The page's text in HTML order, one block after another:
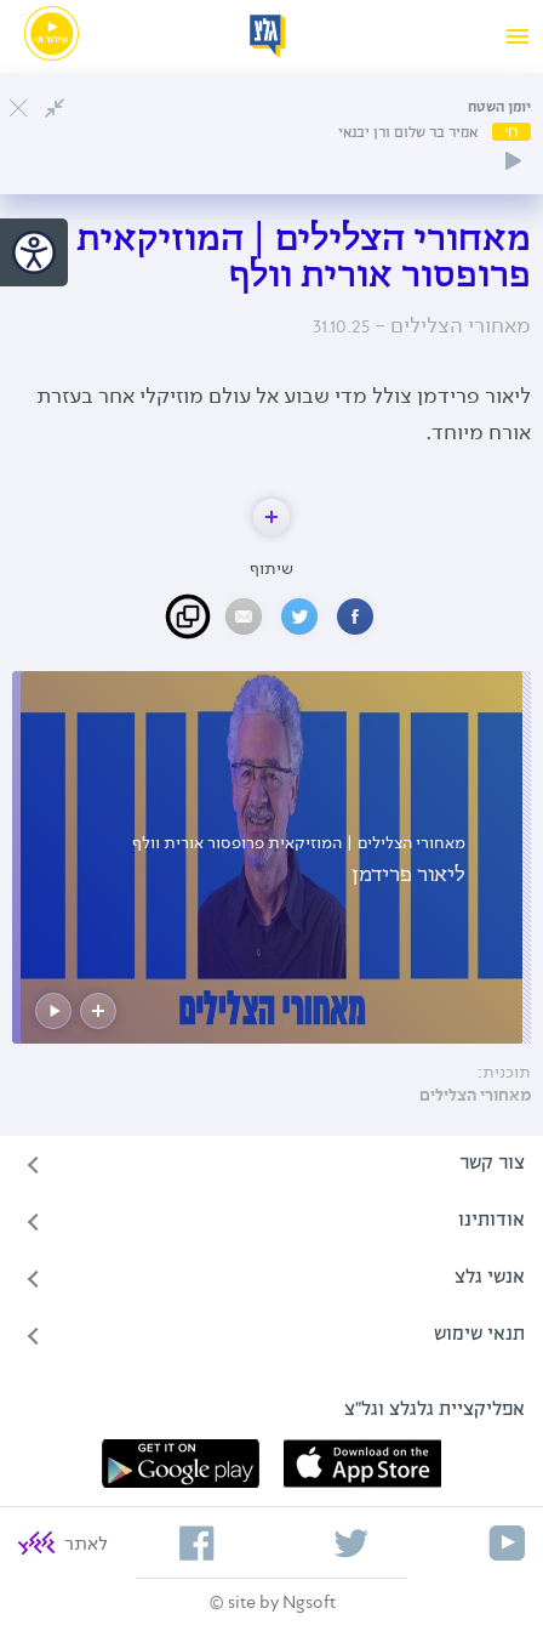
יומן השטח
חי אמיר בר שלום ורן יבנאי
מאחורי הצלילים | המוזיקאית
פרופסור אורית וולף
מאחורי הצלילים - 31.10.25
ליאור פרידמן צולל מדי שבוע אל עולם מוזיקלי אחר בעזרת
אורח מיוחד.
שיתוף
מאחורי הצלילים | המוזיקאית פרופסור אורית וולף
ליאור פרידמן
תוכנית:
מאחורי הצלילים
צור קשר
אודותינו
אנשי גלצ
תנאי שימוש
אפליקציית גלגלצ וגל"צ
site by Ngsoft ©
לאתר